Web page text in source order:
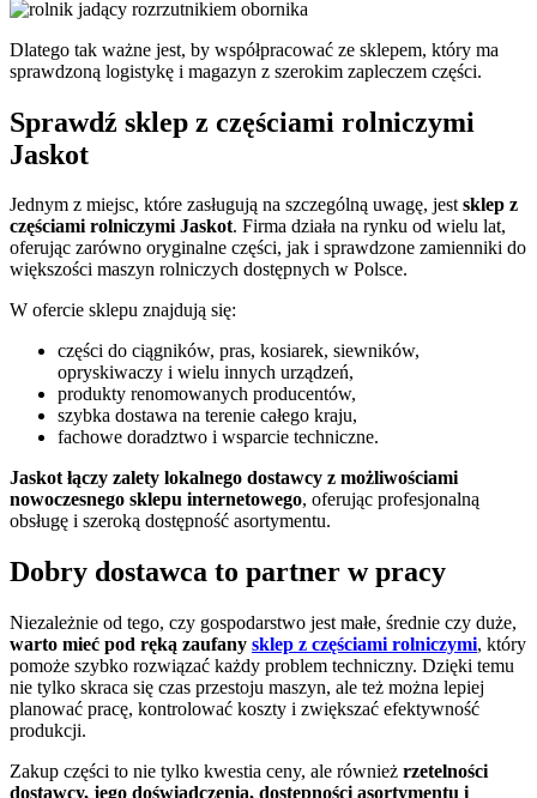
Dlatego tak ważne jest, by współpracować ze sklepem, który ma
sprawdzoną logistykę i magazyn z szerokim zapleczem części.
Sprawdź sklep z częściami rolniczymi
Jaskot
Jednym z miejsc, które zasługują na szczególną uwagę, jestsklep z
częściami rolniczymi Jaskot. Firma działa na rynku od wielu lat,
oferując zarówno oryginalne części, jak i sprawdzone zamienniki do
większości maszyn rolniczych dostępnych w Polsce.
W ofercie sklepu znajdują się:
części do ciągników, pras, kosiarek, siewników,
opryskiwaczy i wielu innych urządzeń,
produkty renomowanych producentów,
szybka dostawa na terenie całego kraju,
fachowe doradztwo i wsparcie techniczne.
Jaskot łączy zalety lokalnego dostawcy z możliwościami
nowoczesnego sklepu internetowego, oferując profesjonalną
obsługę i szeroką dostępność asortymentu.
Dobry dostawca to partner w pracy
Niezależnie od tego, czy gospodarstwo jest małe, średnie czy duże,
warto mieć pod ręką zaufany sklep z częściami rolniczymi, który
pomoże szybko rozwiązać każdy problem techniczny. Dzięki temu
nie tylko skraca się czas przestoju maszyn, ale też można lepiej
planować pracę, kontrolować koszty i zwiększać efektywność
produkcji.
Zakup części to nie tylko kwestia ceny, ale również rzetelności
dostawcy, jego doświadczenia, dostępności asortymentu i